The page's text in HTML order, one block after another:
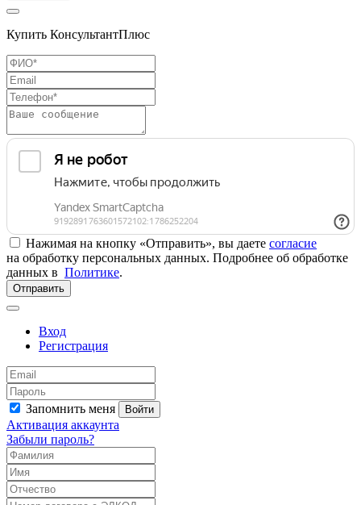
Купить КонсультантПлюс
Нажимая на кнопку «Отправить», вы даете согласие
на обработку персональных данных. Подробнее об обработке
данных в Политике.
Отправить
Вход
Регистрация
Запомнить меня Войти
Активация аккаунта
Забыли пароль?